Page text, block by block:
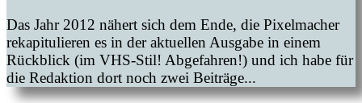
Das Jahr 2012 nähert sich dem Ende, die Pixelmacher
rekapitulieren es in der aktuellen Ausgabe in einem
Rückblick (im VHS-Stil! Abgefahren!) und ich habe für
die Redaktion dort noch zwei Beiträge...